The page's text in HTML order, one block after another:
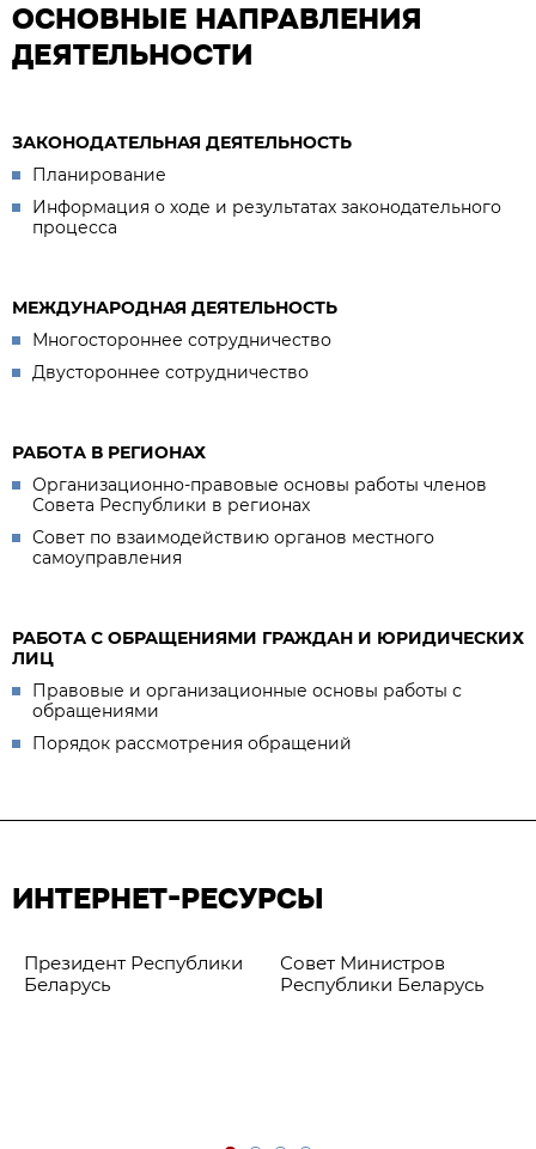
ОСНОВНЫЕ НАПРАВЛЕНИЯ
ДЕЯТЕЛЬНОСТИ
ЗАКОНОДАТЕЛЬНАЯ ДЕЯТЕЛЬНОСТЬ
Планирование
Информация о ходе и результатах законодательного
процесса
МЕЖДУНАРОДНАЯ ДЕЯТЕЛЬНОСТЬ
Многостороннее сотрудничество
Двустороннее сотрудничество
РАБОТА В РЕГИОНАХ
Организационно-правовые основы работы членов
Совета Республики в регионах
Совет по взаимодействию органов местного
самоуправления
РАБОТА С ОБРАЩЕНИЯМИ ГРАЖДАН И ЮРИДИЧЕСКИХ
ЛИЦ
Правовые и организационные основы работы с
обращениями
Порядок рассмотрения обращений
ИНТЕРНЕТ-РЕСУРСЫ
Президент Республики
Беларусь
Совет Министров
Республики Беларусь